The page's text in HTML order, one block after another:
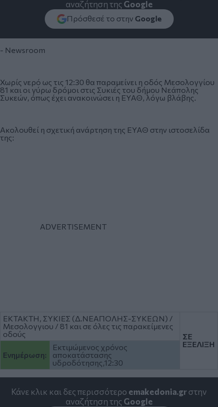
αναζήτηση της Google
Πρόσθεσέ το στην Google
- Newsroom
Χωρίς νερό ως τις 12:30 θα παραμείνει η οδός Μεσολογγίου
81 και οι γύρω δρόμοι στις Συκιές του δήμου Νεάπολης
Συκεών, όπως έχει ανακοινώσει η ΕΥΑΘ, λόγω βλάβης.
Ακολουθεί η σχετική ανάρτηση της ΕΥΑΘ στην ιστοσελίδα
της:
ΕΚΤΑΚΤΗ, ΣΥΚΙΕΣ (Δ.ΝΕΑΠΟΛΗΣ-ΣΥΚΕΩΝ) /
Μεσολογγιου / 81 και σε όλες τις παρακείμενες
οδούς
ΣΕ
ΕΞΕΛΙΞΗ
Ενημέρωση:
Εκτιμώμενος χρόνος
αποκατάστασης
υδροδότησης,12:30
Κάνε κλικ και δες περισσότερο emakedonia.grστην
αναζήτηση της Google